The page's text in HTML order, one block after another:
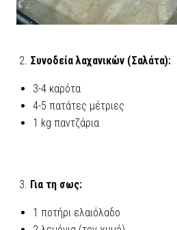
Συνοδεία λαχανικών (Σαλάτα):
3-4 καρότα
4-5 πατάτες μέτριες
1 kg παντζάρια
Για τη σως:
1 ποτήρι ελαιόλαδο